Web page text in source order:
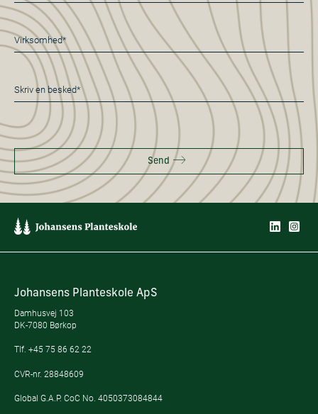
*
Virksomhed*
*
Besked
*
Send
Johansens Planteskole ApS
Damhusvej 103
DK-7080 Børkop
Tlf. +45 75 86 62 22
CVR-nr. 28848609
Global G.A.P. CoC No. 4050373084844